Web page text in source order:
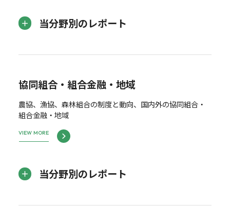
当分野別のレポート
協同組合・組合金融・地域
農協、漁協、森林組合の制度と動向、国内外の協同組合・
組合金融・地域
VIEW MORE
当分野別のレポート